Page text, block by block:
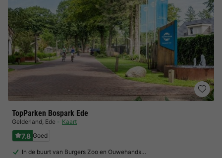
TopParken Bospark Ede
Gelderland, Ede Kaart
7.8 Goed
In de buurt van Burgers Zoo en Ouwehands…